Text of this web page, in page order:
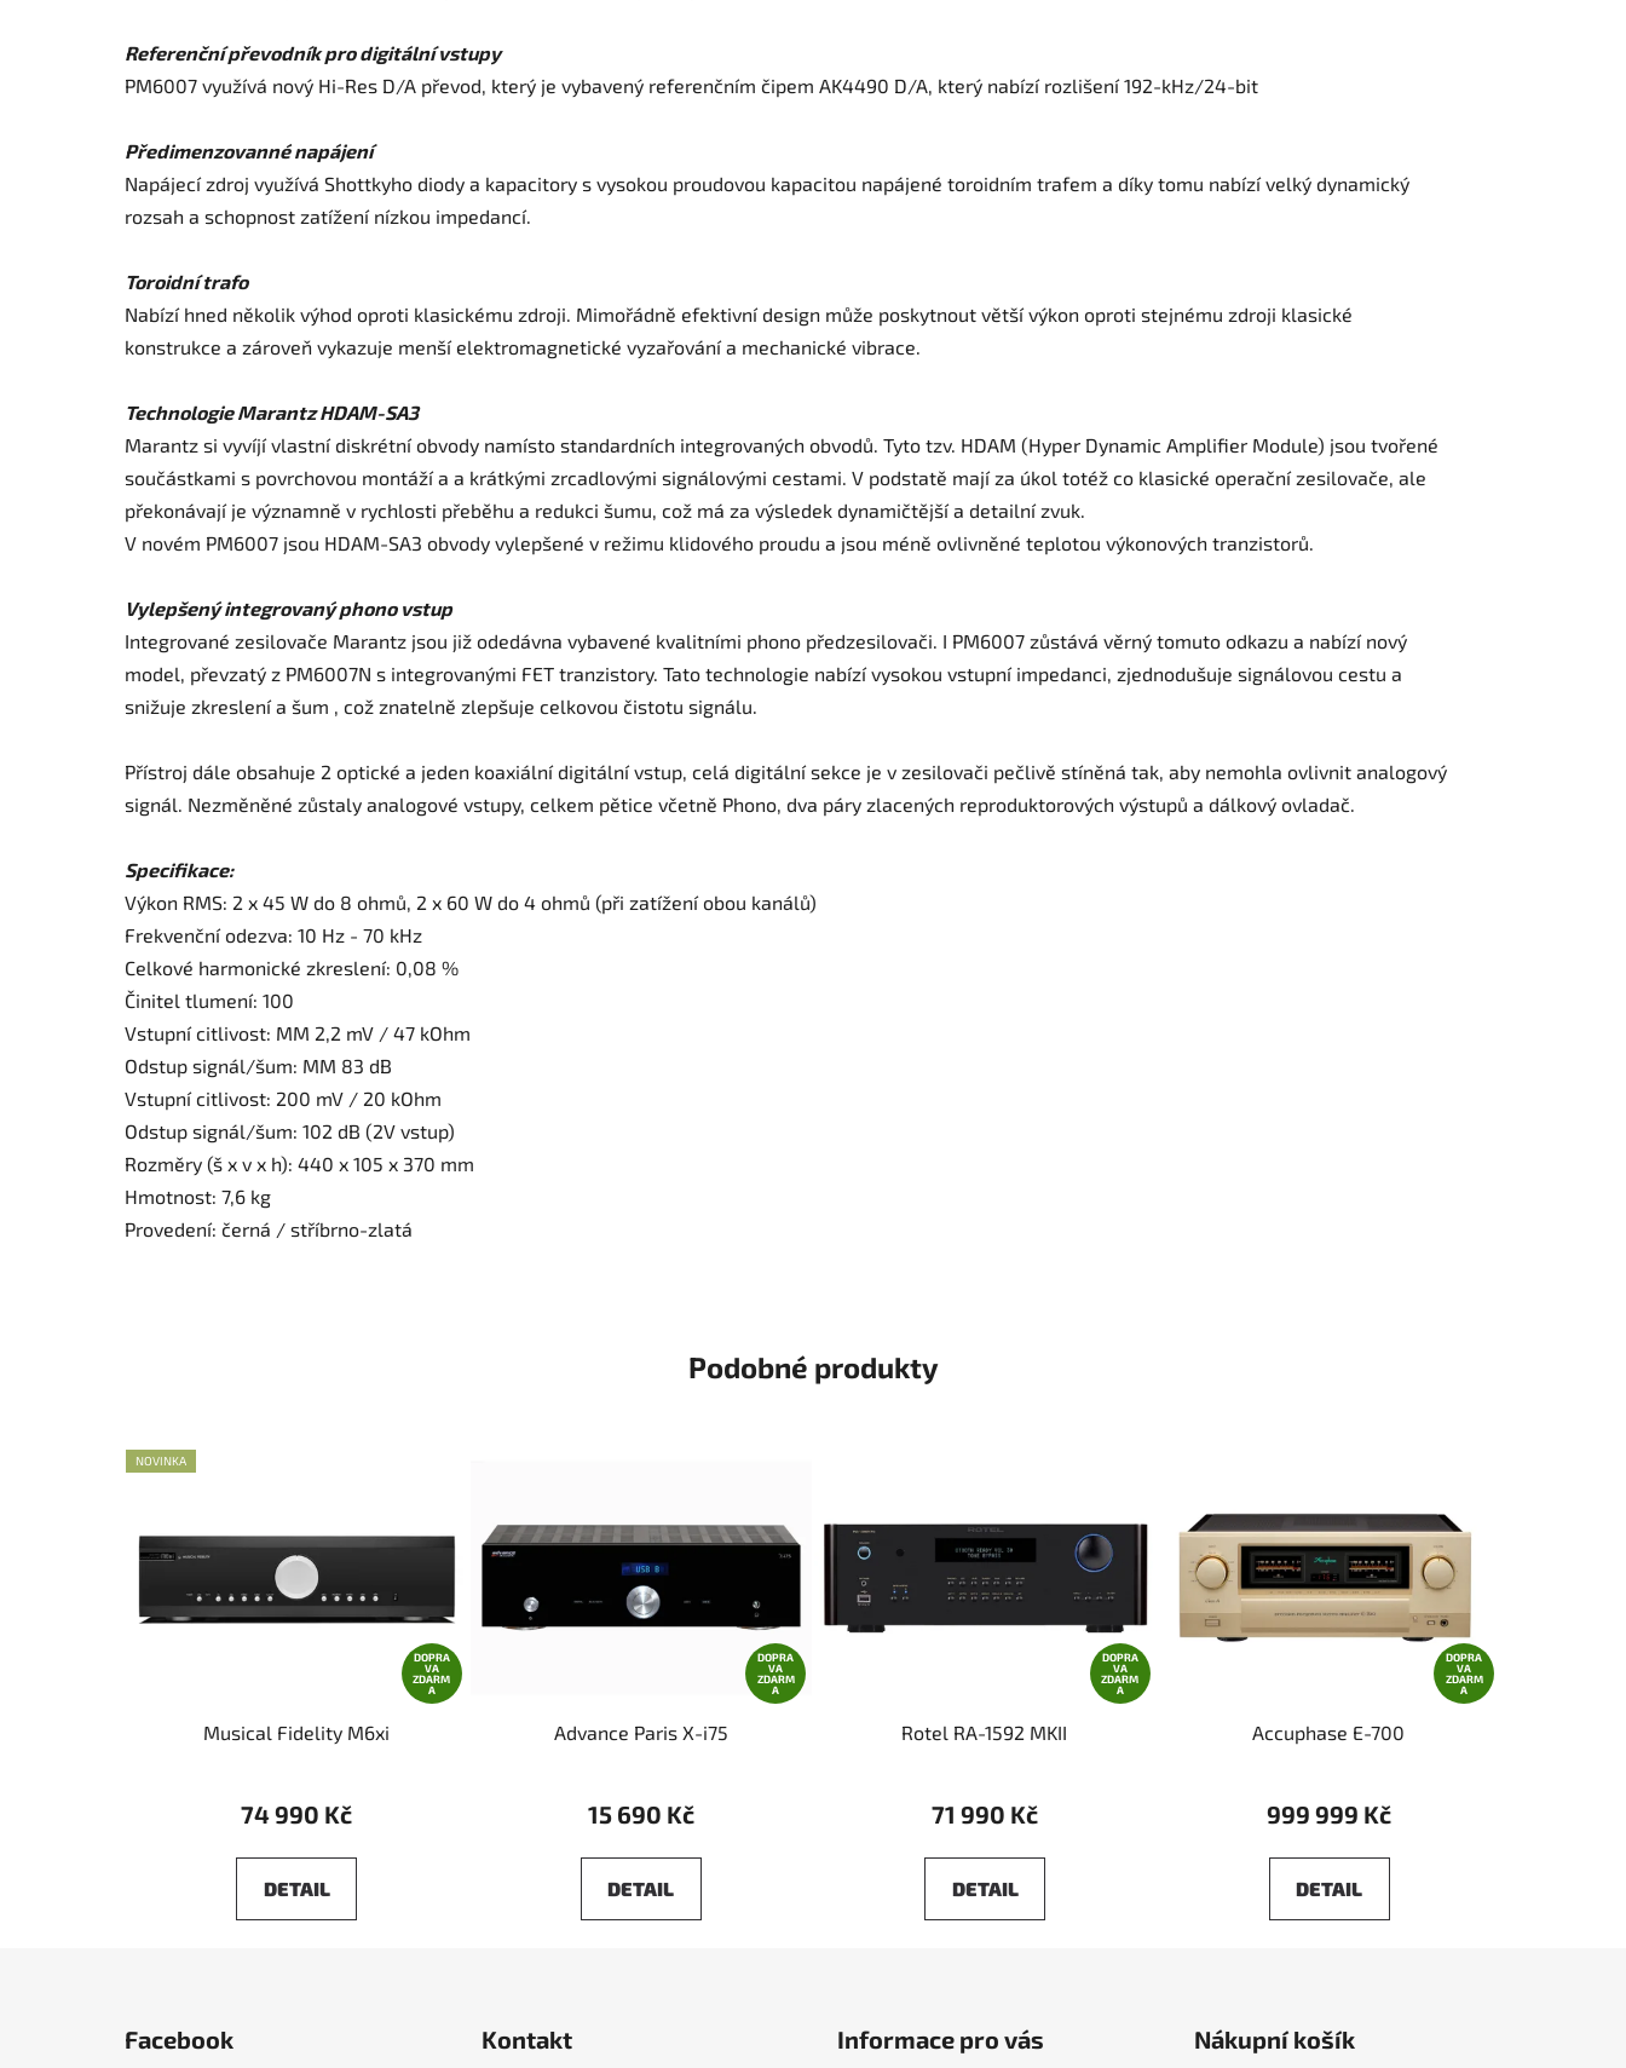
Referenční převodník pro digitální vstupy
PM6007 využívá nový Hi-Res D/A převod, který je vybavený referenčním čipem AK4490 D/A, který nabízí rozlišení 192-kHz/24-bit
Předimenzovanné napájení
Napájecí zdroj využívá Shottkyho diody a kapacitory s vysokou proudovou kapacitou napájené toroidním trafem a díky tomu nabízí velký dynamický
rozsah a schopnost zatížení nízkou impedancí.
Toroidní trafo
Nabízí hned několik výhod oproti klasickému zdroji. Mimořádně efektivní design může poskytnout větší výkon oproti stejnému zdroji klasické
konstrukce a zároveň vykazuje menší elektromagnetické vyzařování a mechanické vibrace.
Technologie Marantz HDAM-SA3
Marantz si vyvíjí vlastní diskrétní obvody namísto standardních integrovaných obvodů. Tyto tzv. HDAM (Hyper Dynamic Amplifier Module) jsou tvořené
součástkami s povrchovou montáží a a krátkými zrcadlovými signálovými cestami. V podstatě mají za úkol totéž co klasické operační zesilovače, ale
překonávají je významně v rychlosti přeběhu a redukci šumu, což má za výsledek dynamičtější a detailní zvuk.
V novém PM6007 jsou HDAM-SA3 obvody vylepšené v režimu klidového proudu a jsou méně ovlivněné teplotou výkonových tranzistorů.
Vylepšený integrovaný phono vstup
Integrované zesilovače Marantz jsou již odedávna vybavené kvalitními phono předzesilovači. I PM6007 zůstává věrný tomuto odkazu a nabízí nový
model, převzatý z PM6007N s integrovanými FET tranzistory. Tato technologie nabízí vysokou vstupní impedanci, zjednodušuje signálovou cestu a
snižuje zkreslení a šum , což znatelně zlepšuje celkovou čistotu signálu.
Přístroj dále obsahuje 2 optické a jeden koaxiální digitální vstup, celá digitální sekce je v zesilovači pečlivě stíněná tak, aby nemohla ovlivnit analogový
signál. Nezměněné zůstaly analogové vstupy, celkem pětice včetně Phono, dva páry zlacených reproduktorových výstupů a dálkový ovladač.
Specifikace:
Výkon RMS: 2 x 45 W do 8 ohmů, 2 x 60 W do 4 ohmů (při zatížení obou kanálů)
Frekvenční odezva: 10 Hz - 70 kHz
Celkové harmonické zkreslení: 0,08 %
Činitel tlumení: 100
Vstupní citlivost: MM 2,2 mV / 47 kOhm
Odstup signál/šum: MM 83 dB
Vstupní citlivost: 200 mV / 20 kOhm
Odstup signál/šum: 102 dB (2V vstup)
Rozměry (š x v x h): 440 x 105 x 370 mm
Hmotnost: 7,6 kg
Provedení: černá / stříbrno-zlatá
Podobné produkty
NOVINKA
DOPRA
VA
ZDARM
A
Musical Fidelity M6xi
74 990 Kč
DETAIL
DOPRA
VA
ZDARM
A
Advance Paris X-i75
15 690 Kč
DETAIL
DOPRA
VA
ZDARM
A
Rotel RA-1592 MKII
71 990 Kč
DETAIL
DOPRA
VA
ZDARM
A
Accuphase E-700
999 999 Kč
DETAIL
Facebook Kontakt Informace pro vás Nákupní košík